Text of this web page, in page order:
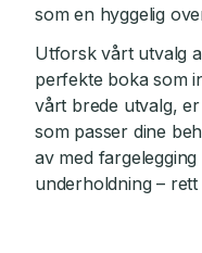
som en hyggelig
Utforsk vårt utvalg
perfekte boka som
vårt brede utvalg,
som passer dine
av med
underholdning – rett